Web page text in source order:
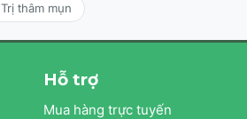
Trị thâm mụn
Hỗ trợ
Mua hàng trực tuyến